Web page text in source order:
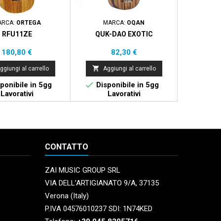
ORTEGA
RFU11ZE
Prezzo
180,80 €
al carrello
in 5gg
Lavorativi
MARCA: OQAN
QUK-DAO EXOTIC
Prezzo
82,30 €
 Aggiungi al carrello
 Disponibile in 5gg
Lavorativi
CONTATTO
ZAI MUSIC GROUP SRL
VIA DELL’ARTIGIANATO 9/A, 37135
Verona (Italy)
P.IVA 04576010237 SDI: 1N74KED